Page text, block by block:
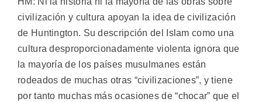
civilización y cultura apoyan la idea de civilización
de Huntington. Su descripción del Islam como una
cultura desproporcionadamente violenta ignora que
la mayoría de los países musulmanes están
rodeados de muchas otras “civilizaciones”, y tiene
por tanto muchas más ocasiones de “chocar” que el